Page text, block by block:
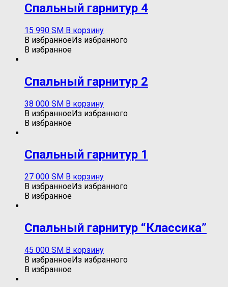
Спальный гарнитур 4
15 990 ЅМ В корзину
В избранноеИз избранного
В избранное
Спальный гарнитур 2
38 000 ЅМ В корзину
В избранноеИз избранного
В избранное
Спальный гарнитур 1
27 000 ЅМ В корзину
В избранноеИз избранного
В избранное
Спальный гарнитур “Классика”
45 000 ЅМ В корзину
В избранноеИз избранного
В избранное